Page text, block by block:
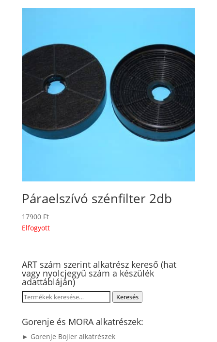
Páraelszívó szénfilter 2db
17900 Ft
Elfogyott
ART szám szerint alkatrész kereső (hat
vagy nyolcjegyű szám a készülék
adattábláján)
Keresés
következőre:
Keresés
Gorenje és MORA alkatrészek:
► Gorenje Bojler alkatrészek